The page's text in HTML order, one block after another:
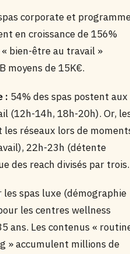
corporate et
en croissance de 156%
bien-être au travail »
moyens de 15K€.
: 54% des spas postent aux
(12h-14h, 18h-20h). Or,
réseaux lors de
22h-23h (détente
des reach divisés par trois.
spas luxe (démographie
les centres wellness
ans. Les contenus «
» accumulent millions de